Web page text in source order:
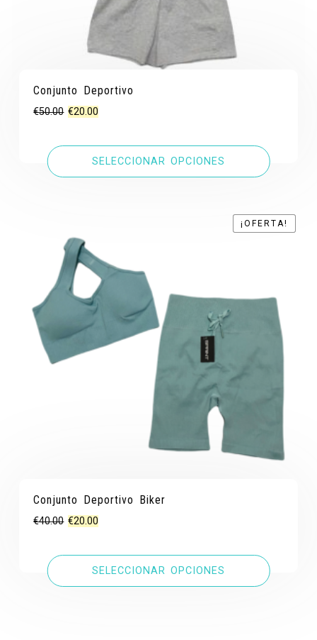
Conjunto Deportivo
€50.00 El
original
€20.00
actual
es:
SELECCIONAR OPCIONES
¡OFERTA!
¡OFERTA!
Conjunto Deportivo Biker
€40.00 El
original
€20.00
actual
es:
SELECCIONAR OPCIONES